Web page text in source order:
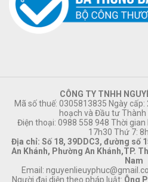
CÔNG TY TNHH
Mã số thuế: 0305813835 Ngày cấp:
hoạch và Đầu tư Thành
Điện thoại: 0988 558 948 Thời
17h30 Thứ 7:
Địa chỉ: Số 18, 39DDC3, đường số
An Khánh, Phường An Khánh,TP.
Nam
Email:
Người đại diện theo pháp luật: Ông